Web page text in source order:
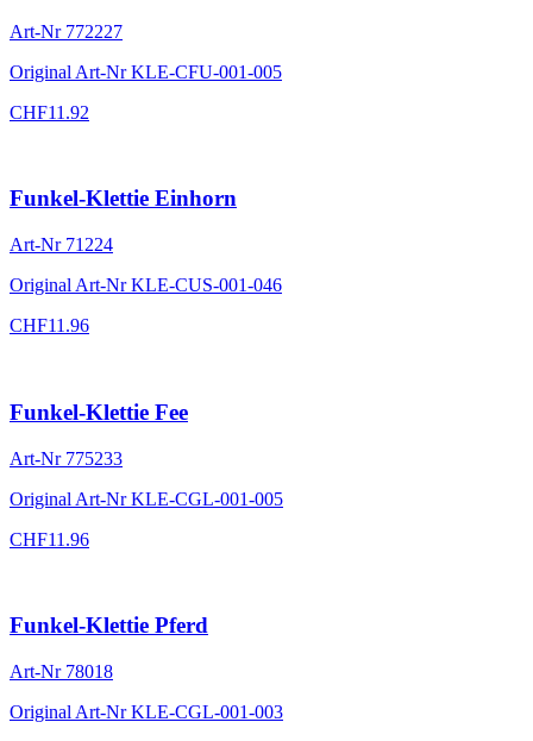
Art-Nr 772227
Original Art-NrKLE-CFU-001-005
CHF11.92
Funkel-Klettie Einhorn
Art-Nr 71224
Original Art-NrKLE-CUS-001-046
CHF11.96
Funkel-Klettie Fee
Art-Nr 775233
Original Art-NrKLE-CGL-001-005
CHF11.96
Funkel-Klettie Pferd
Art-Nr 78018
Original Art-NrKLE-CGL-001-003